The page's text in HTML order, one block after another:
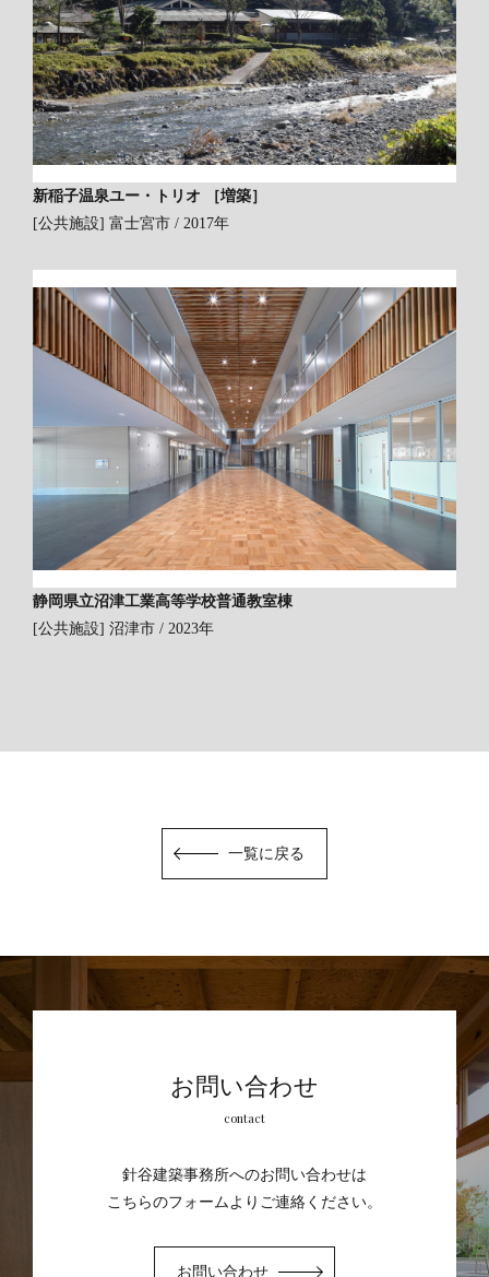
新稲子温泉ユー・トリオ ［増築］
[公共施設] 富士宮市 / 2017年
静岡県立沼津工業高等学校普通教室棟
[公共施設] 沼津市 / 2023年
一覧に戻る
お問い合わせ
contact
針谷建築事務所へのお問い合わせは
こちらのフォームよりご連絡ください。
お問い合わせ